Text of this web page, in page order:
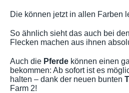
Die können jetzt in allen Farben
So ähnlich sieht das auch bei den
Flecken machen aus ihnen
Auch die Pferde können einen
bekommen: Ab sofort ist es
halten – dank der neuen bunten
Farm 2!